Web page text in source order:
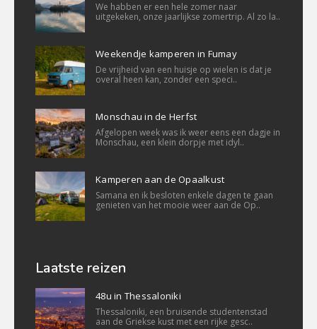
We habben er een hele zomer naar
uitgekeken, onze jaarlijkse zomertrip. Al zo la..
Weekendje kamperen in Fumay
De vrijheid van een huisje op wielen is dat je
overal heen kan, zonder een speci..
Monschau in de Herfst
Afgelopen week was ik weer eens een dagje in
Monschau, een klein dorpje met idyl..
Kamperen aan de Opaalkust
Samana en ik besloten enkele dagen te gaan
genieten van het mooie weer aan de Op..
Laatste reizen
48u in Thessaloniki
Thessaloniki, een bruisende studentenstad
aan de Griekse kust met een rijke gesc..